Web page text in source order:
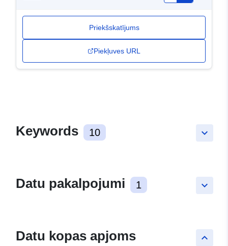
Priekšskatījums
Piekļuves URL
keyboard_arrow_down
Keywords 10
keyboard_arrow_down
Datu pakalpojumi 1
keyboard_arrow_up
Datu kopas apjoms